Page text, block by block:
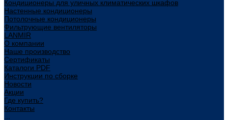
Кондиционеры для уличных климатических шкафов
Настенные кондиционеры
Потолочные кондиционеры
Фильтрующие вентиляторы
LANMIR
О компании
Наше производство
Сертификаты
Каталоги PDF
Инструкции по сборке
Новости
Акции
Где купить?
Контакты